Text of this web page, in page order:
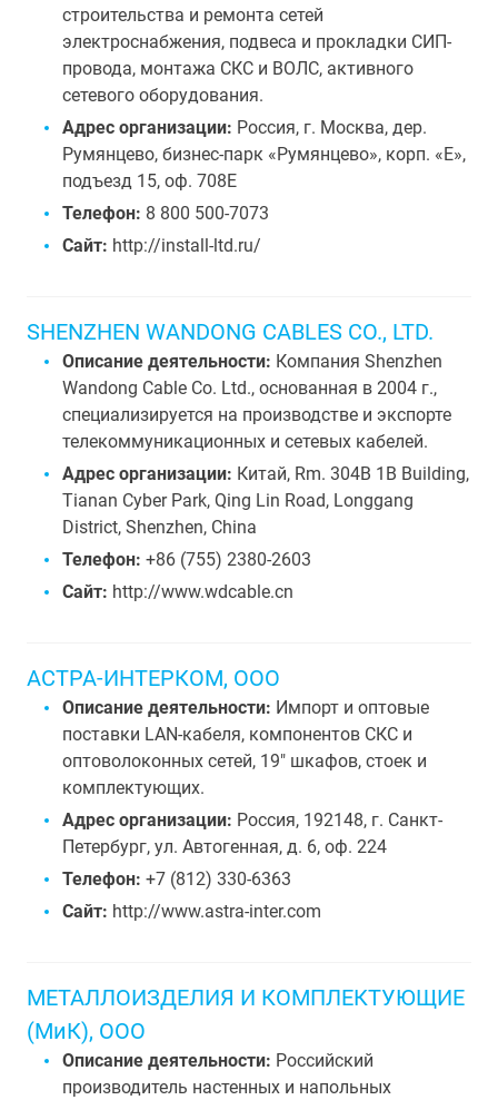
строительства и ремонта сетей
электроснабжения, подвеса и прокладки СИП-
провода, монтажа СКС и ВОЛС, активного
сетевого оборудования.
Адрес организации: Россия, г. Москва, дер.
Румянцево, бизнес-парк «Румянцево», корп. «Е»,
подъезд 15, оф. 708Е
Телефон: 8 800 500-7073
Сайт: http://install-ltd.ru/
SHENZHEN WANDONG CABLES CO., LTD.
Описание деятельности: Компания Shenzhen
Wandong Cable Co. Ltd., основанная в 2004 г.,
специализируется на производстве и экспорте
телекоммуникационных и сетевых кабелей.
Адрес организации: Китай, Rm. 304B 1B Building,
Tianan Cyber Park, Qing Lin Road, Longgang
District, Shenzhen, China
Телефон: +86 (755) 2380-2603
Сайт: http://www.wdcable.cn
АСТРА-ИНТЕРКОМ, ООО
Описание деятельности: Импорт и оптовые
поставки LAN-кабеля, компонентов СКС и
оптоволоконных сетей, 19" шкафов, стоек и
комплектующих.
Адрес организации: Россия, 192148, г. Санкт-
Петербург, ул. Автогенная, д. 6, оф. 224
Телефон: +7 (812) 330-6363
Сайт: http://www.astra-inter.com
МЕТАЛЛОИЗДЕЛИЯ И КОМПЛЕКТУЮЩИЕ
(МиК), ООО
Описание деятельности: Российский
производитель настенных и напольных